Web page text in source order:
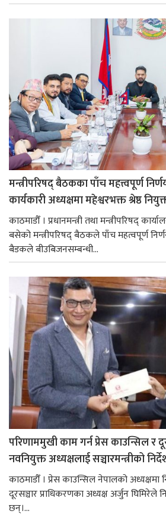
मन्त्रीपरिषद् बैठकका पाँच महत्त्वपूर्ण
कार्यकारी अध्यक्षमा महेश्वरभक्त श्रेष्ठ
काठमाडौँ । प्रधानमन्त्री तथा मन्त्रीपरिषद्
बसेको मन्त्रीपरिषद् बैठकले पाँच महत्वपूर्ण
बैडकले बीउबिजनसम्बन्धी...
परिणाममुखी काम गर्न प्रेस काउन्सिल र
नवनियुक्त अध्यक्षलाई सञ्चारमन्त्रीको
काठमाडौँ । प्रेस काउन्सिल नेपालको अध्यक्षमा
दूरसञ्चार प्राधिकरणका अध्यक्ष अर्जुन घिमिरेले
छन्।...